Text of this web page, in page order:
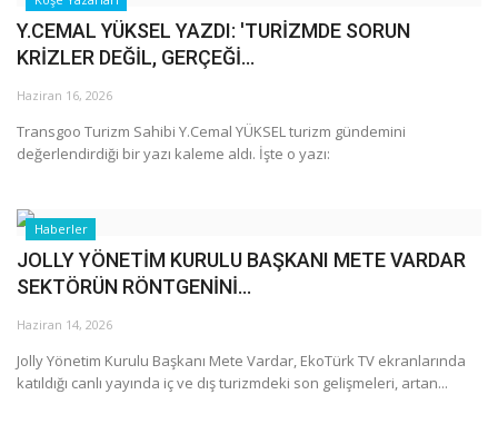
Y.CEMAL YÜKSEL YAZDI: 'TURİZMDE SORUN
KRİZLER DEĞİL, GERÇEĞİ...
Haziran 16, 2026
Transgoo Turizm Sahibi Y.Cemal YÜKSEL turizm gündemini
değerlendirdiği bir yazı kaleme aldı. İşte o yazı:
Haberler
JOLLY YÖNETİM KURULU BAŞKANI METE VARDAR
SEKTÖRÜN RÖNTGENİNİ...
Haziran 14, 2026
Jolly Yönetim Kurulu Başkanı Mete Vardar, EkoTürk TV ekranlarında
katıldığı canlı yayında iç ve dış turizmdeki son gelişmeleri, artan...